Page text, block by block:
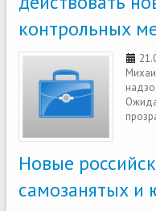
контрольных
Новые
самозанятых и